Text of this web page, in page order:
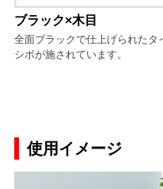
ブラック×木目
全面ブラックで仕上げられた
シボが施されています。
使用イメージ